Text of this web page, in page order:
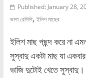
Published: January 28,
ভাপা রেসিপি, ইলিশ মাছের
ইলিশ মাছ পছন্দ করে না
সুস্বাদু একটা মাছ যা
ভাজি দুটোই খেতে